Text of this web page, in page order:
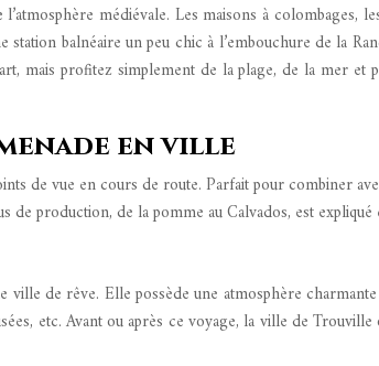
médiévale. Les maisons à
balnéaire un peu chic à l’embouchure de la
mais profitez simplement de la plage, de la mer
en ville
de vue en cours de route. Parfait pour combiner
production, de la pomme au Calvados, est
de rêve. Elle possède une atmosphère
etc. Avant ou après ce voyage, la ville de